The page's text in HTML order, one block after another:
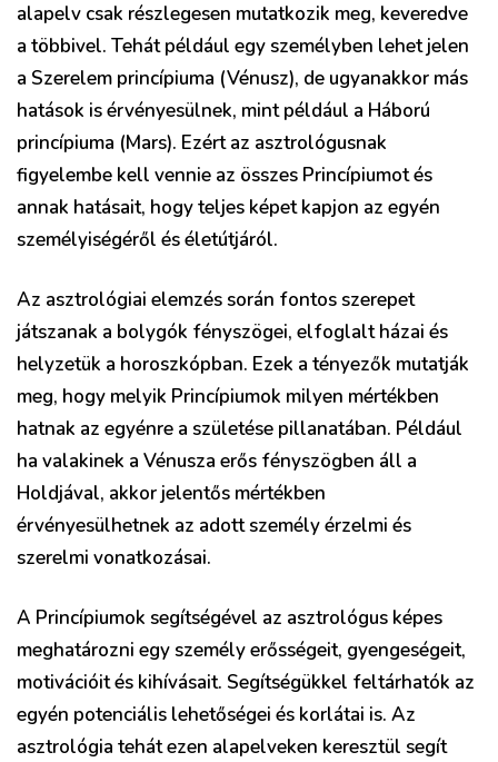
alapelv csak részlegesen mutatkozik meg, keveredve
a többivel. Tehát például egy személyben lehet jelen
a Szerelem princípiuma (Vénusz), de ugyanakkor más
hatások is érvényesülnek, mint például a Háború
princípiuma (Mars). Ezért az asztrológusnak
figyelembe kell vennie az összes Princípiumot és
annak hatásait, hogy teljes képet kapjon az egyén
személyiségéről és életútjáról.
Az asztrológiai elemzés során fontos szerepet
játszanak a bolygók fényszögei, elfoglalt házai és
helyzetük a horoszkópban. Ezek a tényezők mutatják
meg, hogy melyik Princípiumok milyen mértékben
hatnak az egyénre a születése pillanatában. Például
ha valakinek a Vénusza erős fényszögben áll a
Holdjával, akkor jelentős mértékben
érvényesülhetnek az adott személy érzelmi és
szerelmi vonatkozásai.
A Princípiumok segítségével az asztrológus képes
meghatározni egy személy erősségeit, gyengeségeit,
motivációit és kihívásait. Segítségükkel feltárhatók az
egyén potenciális lehetőségei és korlátai is. Az
asztrológia tehát ezen alapelveken keresztül segít